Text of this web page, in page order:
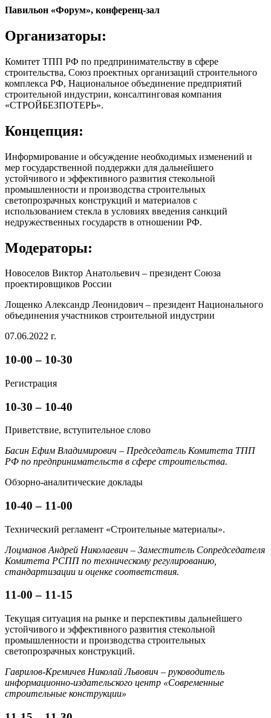
Павильон «Форум», конференц-зал
Организаторы:
Комитет ТПП РФ по предпринимательству в сфере
строительства, Союз проектных организаций строительного
комплекса РФ, Национальное объединение предприятий
строительной индустрии, консалтинговая компания
«СТРОЙБЕЗПОТЕРЬ».
Концепция:
Информирование и обсуждение необходимых изменений и
мер государственной поддержки для дальнейшего
устойчивого и эффективного развития стекольной
промышленности и производства строительных
светопрозрачных конструкций и материалов с
использованием стекла в условиях введения санкций
недружественных государств в отношении РФ.
Модераторы:
Новоселов Виктор Анатольевич – президент Союза
проектировщиков России
Лощенко Александр Леонидович – президент Национального
объединения участников строительной индустрии
07.06.2022 г.
10-00 – 10-30
Регистрация
10-30 – 10-40
Приветствие, вступительное слово
Басин Ефим Владимирович – Председатель Комитета ТПП
РФ по предпринимательств в сфере строительства.
Обзорно-аналитические доклады
10-40 – 11-00
Технический регламент «Строительные материалы».
Лоцманов Андрей Николаевич – Заместитель Сопредседателя
Комитета РСПП по техническому регулированию,
стандартизации и оценке соответствия.
11-00 – 11-15
Текущая ситуация на рынке и перспективы дальнейшего
устойчивого и эффективного развития стекольной
промышленности и производства строительных
светопрозрачных конструкций.
Гаврилов-Кремичев Николай Львович – руководитель
информационно-издательского центр «Современные
строительные конструкции»